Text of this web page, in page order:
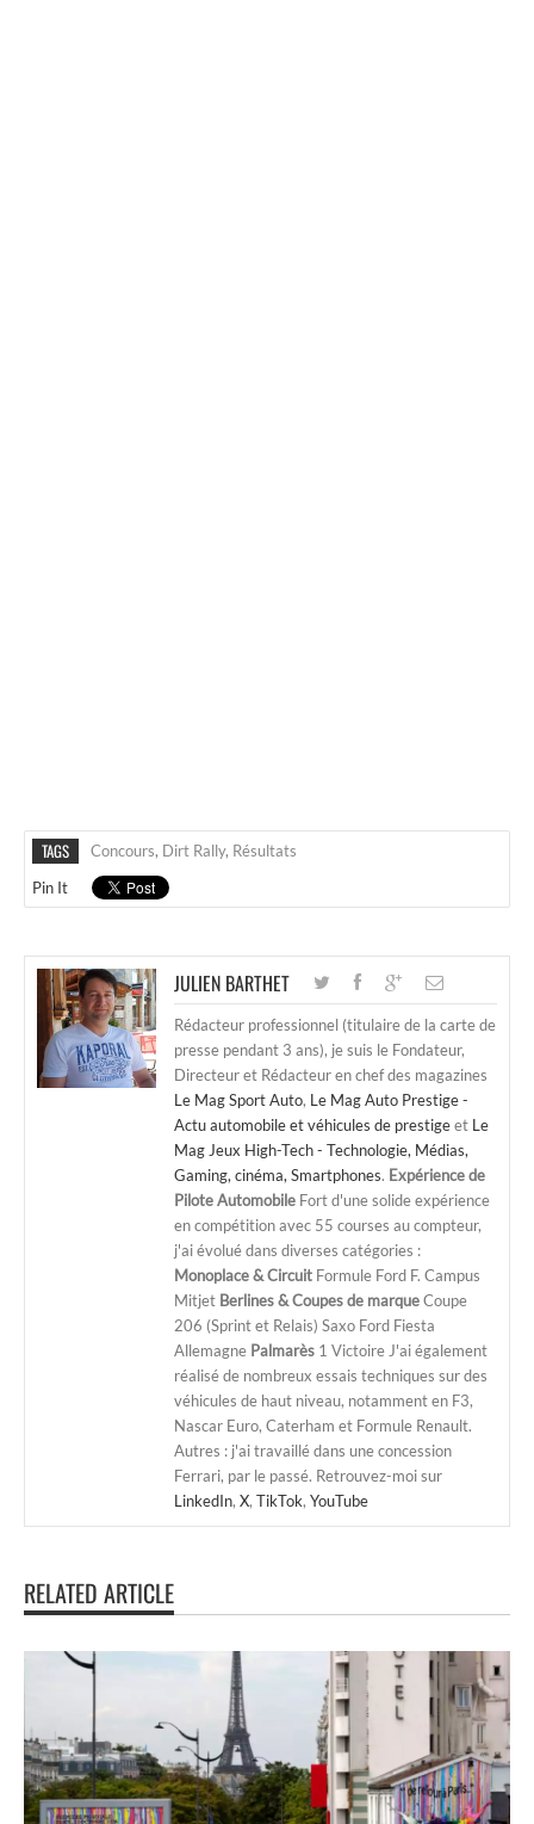
TAGS Concours, Dirt Rally, Résultats
Pin It
JULIEN BARTHET
Rédacteur professionnel (titulaire de la carte de
presse pendant 3 ans), je suis le Fondateur,
Directeur et Rédacteur en chef des magazines
Le Mag Sport Auto, Le Mag Auto Prestige -
Actu automobile et véhicules de prestigeet Le
Mag Jeux High-Tech - Technologie, Médias,
Gaming, cinéma, Smartphones. Expérience de
Pilote Automobile Fort d'une solide expérience
en compétition avec 55 courses au compteur,
j'ai évolué dans diverses catégories :
Monoplace & Circuit Formule Ford F. Campus
Mitjet Berlines & Coupes de marqueCoupe
206 (Sprint et Relais) Saxo Ford Fiesta
Allemagne Palmarès 1 Victoire J'ai également
réalisé de nombreux essais techniques sur des
véhicules de haut niveau, notamment en F3,
Nascar Euro, Caterham et Formule Renault.
Autres : j'ai travaillé dans une concession
Ferrari, par le passé. Retrouvez-moi sur
LinkedIn, X, TikTok, YouTube
RELATED ARTICLE